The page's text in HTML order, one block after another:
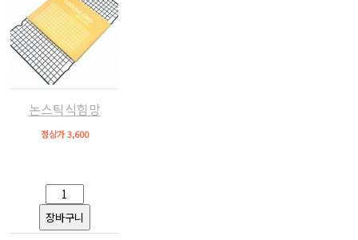
논스틱식힘망
정상가 3,600